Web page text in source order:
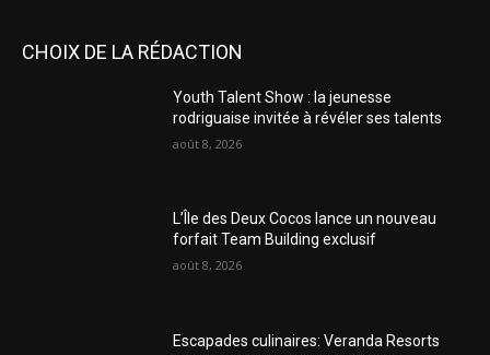
CHOIX DE LA RÉDACTION
Youth Talent Show : la jeunesse
rodriguaise invitée à révéler ses talents
août 8, 2026
L’Île des Deux Cocos lance un nouveau
forfait Team Building exclusif
août 8, 2026
Escapades culinaires: Veranda Resorts